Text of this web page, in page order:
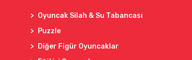
Oyuncak Silah & Su Tabancası
Puzzle
Diğer Figür Oyuncaklar